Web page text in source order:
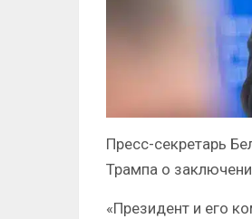
Пресс-секретарь
Трампа о
«Президент и его